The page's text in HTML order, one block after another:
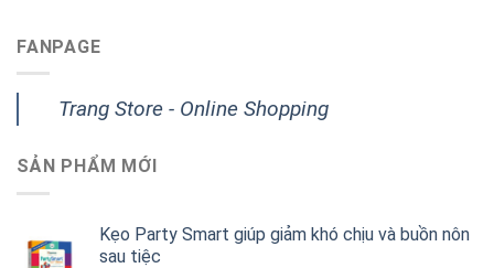
FANPAGE
Trang Store - Online Shopping
SẢN PHẨM MỚI
Kẹo Party Smart giúp giảm khó chịu và buồn nôn
sau tiệc